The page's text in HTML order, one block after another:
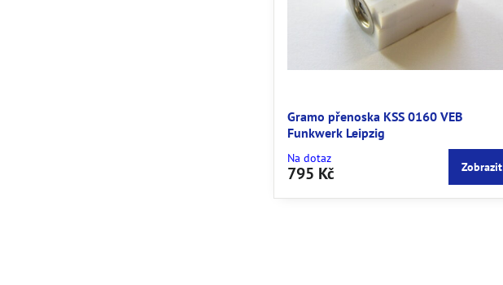
Gramo přenoska KSS 0160 VEB
Funkwerk Leipzig
Na dotaz
795 Kč Zobrazit